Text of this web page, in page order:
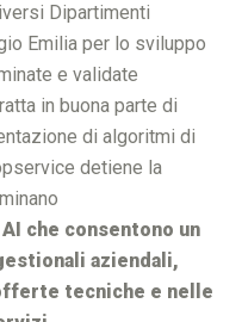
Dipartimenti
Emilia per lo sviluppo
e validate
in buona parte di
di algoritmi di
detiene la
che consentono un
aziendali,
tecniche e nelle